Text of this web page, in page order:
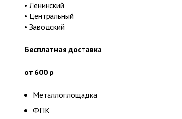
• Ленинский
• Центральный
• Заводский
Бесплатная доставка
от 600 р
Металлоплощадка
ФПК